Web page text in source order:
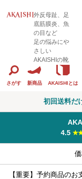
外反母趾、足
底筋膜炎、魚
の目など
足の悩みにや
さしい
AKAISHIの靴
さがす 新商品 AKAISHIとは
初回送料だ
4.5
【重要】予約商品の